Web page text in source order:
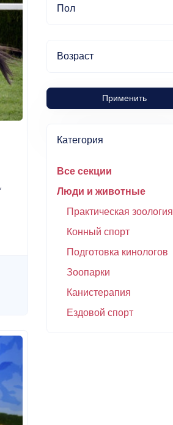
Пол
Возраст
Применить
Категория
Все секции
Люди и животные
Практическая зоология
Конный спорт
Подготовка кинологов
Зоопарки
Канистерапия
Ездовой спорт